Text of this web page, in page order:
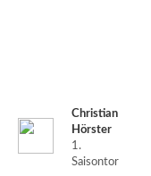
Christian
Hörster
1.
Saisontor